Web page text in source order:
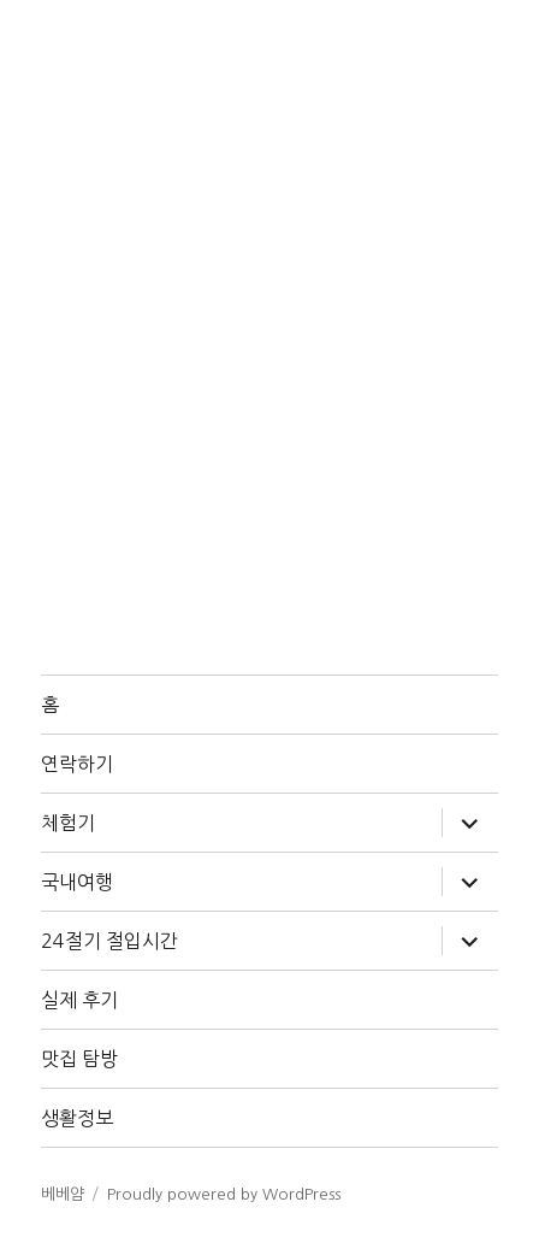
홈
연락하기
체험기
위
메
확
장
국내여행
위
메
확
장
24절기 절입시간
위
메
장
실제 후기
맛집 탐방
생활정보
베베얌 Proudly powered by WordPress